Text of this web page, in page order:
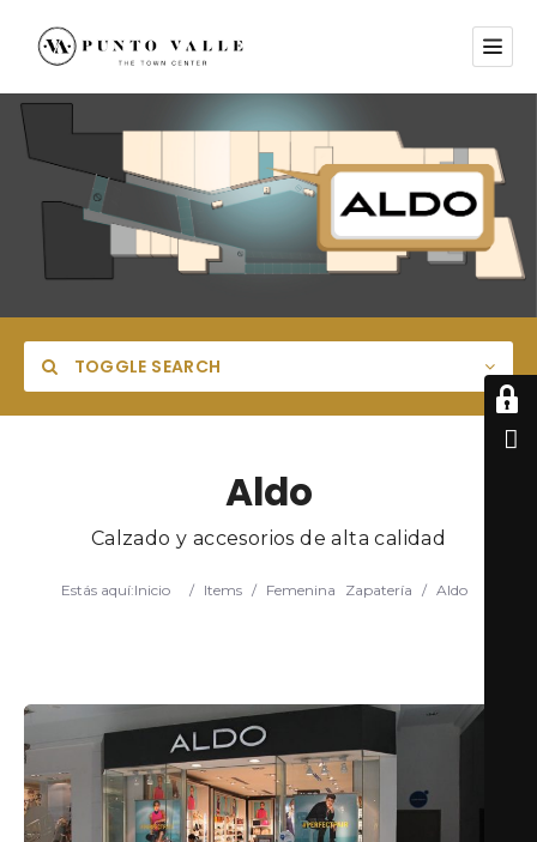
TOGGLE SEARCH
Search
Aldo
Calzado y accesorios de alta calidad
Estás aquí:Inicio / Items / Femenina Zapatería / Aldo